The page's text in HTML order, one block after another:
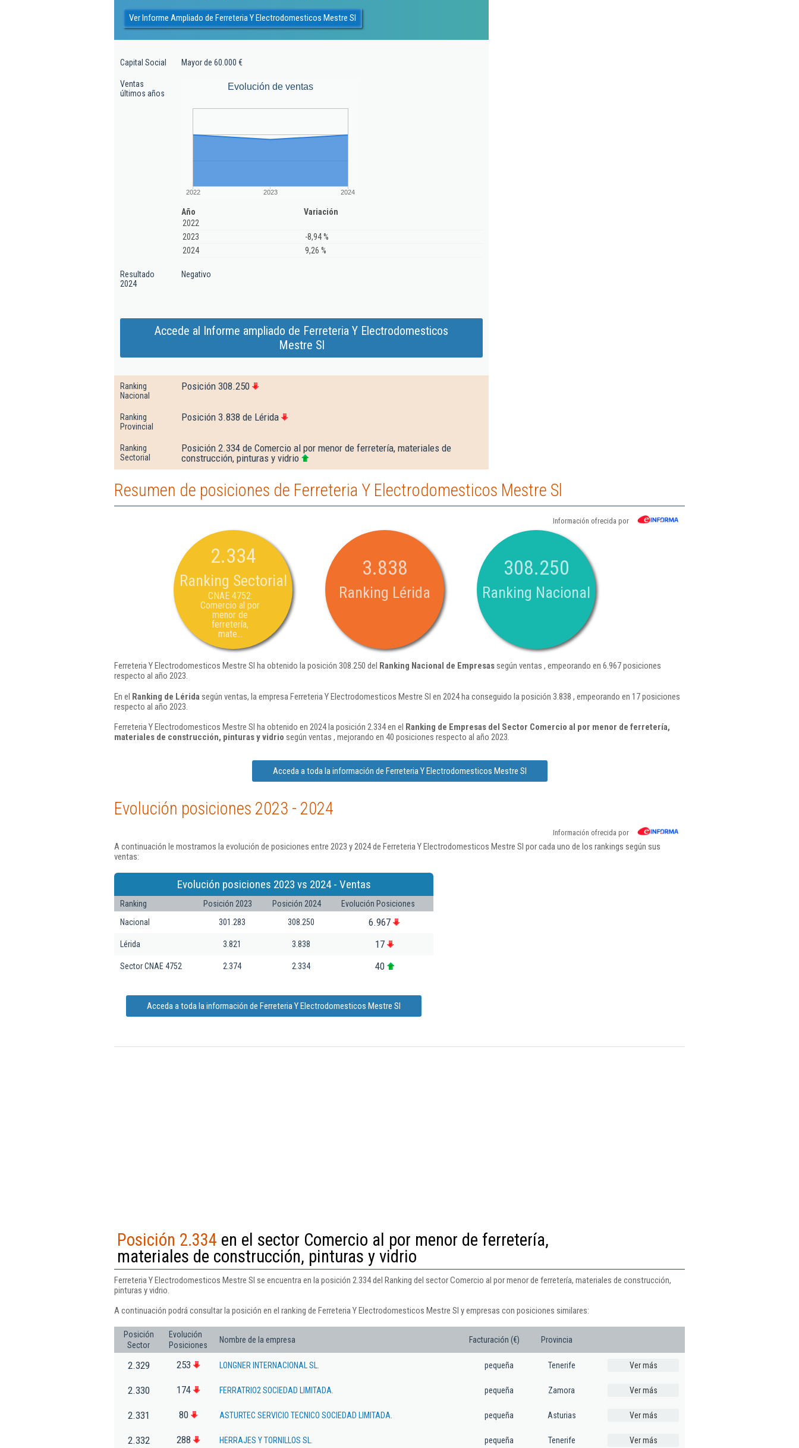
Ver Informe Ampliado de Ferreteria Y Electrodomesticos Mestre Sl
Capital Social Mayor de 60.000 €
Ventas
últimos años
Evolución de ventas
2022 2023 2024
Año
Variación
2022
2023
-8,94 %
2024
9,26 %
Resultado
2024
Negativo
Accede al Informe ampliado de Ferreteria Y Electrodomesticos
Mestre Sl
Ranking
Nacional
Posición 308.250
Ranking
Provincial
Posición 3.838 de Lérida
Ranking
Sectorial
Posición 2.334 de Comercio al por menor de ferretería, materiales de
construcción, pinturas y vidrio
Resumen de posiciones de Ferreteria Y Electrodomesticos Mestre Sl
Información ofrecida por
2.334
Ranking Sectorial
CNAE 4752:
Comercio al por
menor de
ferretería,
mate...
3.838
Ranking Lérida
308.250
Ranking Nacional
Ferreteria Y Electrodomesticos Mestre Sl ha obtenido la posición 308.250 del Ranking Nacional de Empresassegún ventas , empeorando en 6.967 posiciones
respecto al año 2023.
En el Ranking de Lérida según ventas, la empresa Ferreteria Y Electrodomesticos Mestre Sl en 2024 ha conseguido la posición 3.838 , empeorando en 17 posiciones
respecto al año 2023.
Ferreteria Y Electrodomesticos Mestre Sl ha obtenido en 2024 la posición 2.334 en el Ranking de Empresas del Sector Comercio al por menor de ferretería,
materiales de construcción, pinturas y vidrio según ventas , mejorando en 40 posiciones respecto al año 2023.
Acceda a toda la información de Ferreteria Y Electrodomesticos Mestre Sl
Evolución posiciones 2023 - 2024
Información ofrecida por
A continuación le mostramos la evolución de posiciones entre 2023 y 2024 de Ferreteria Y Electrodomesticos Mestre Sl por cada uno de los rankings según sus
ventas:
Evolución posiciones 2023 vs 2024 - Ventas
Ranking Posición 2023 Posición 2024
Evolución Posiciones
Nacional
301.283 308.250 6.967
Lérida 3.821 3.838 17
Sector CNAE 4752 2.374 2.334 40
Acceda a toda la información de Ferreteria Y Electrodomesticos Mestre Sl
Posición 2.334 en el sector Comercio al por menor de ferretería,
materiales de construcción, pinturas y vidrio
Ferreteria Y Electrodomesticos Mestre Sl se encuentra en la posición 2.334 del Ranking del sector Comercio al por menor de ferretería, materiales de construcción,
pinturas y vidrio.
A continuación podrá consultar la posición en el ranking de Ferreteria Y Electrodomesticos Mestre Sl y empresas con posiciones similares:
Posición
Sector
Evolución
Posiciones
Nombre de la empresa Facturación (€) Provincia
2.329 253 LONGNER INTERNACIONAL SL. pequeña Tenerife Ver más
2.330 174 FERRATRIO2 SOCIEDAD LIMITADA. pequeña Zamora Ver más
2.331 80 ASTURTEC SERVICIO TECNICO SOCIEDAD LIMITADA. pequeña Asturias Ver más
2.332 288 HERRAJES Y TORNILLOS SL. pequeña Tenerife Ver más